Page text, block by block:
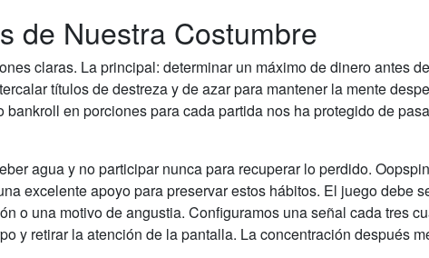
de Nuestra Costumbre
claras. La principal: determinar un máximo de dinero antes
títulos de destreza y de azar para mantener la mente
en porciones para cada partida nos ha protegido de
agua y no participar nunca para recuperar lo perdido.
excelente apoyo para preservar estos hábitos. El juego debe
o una motivo de angustia. Configuramos una señal cada tres
y retirar la atención de la pantalla. La concentración después